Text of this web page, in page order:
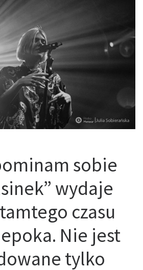
sobie
wydaje
czasu
Nie jest
tylko